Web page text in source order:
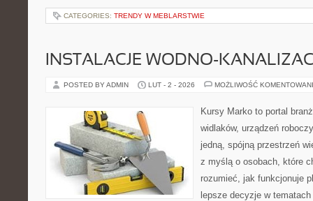
CATEGORIES: TRENDY W MEBLARSTWIE
INSTALACJE WODNO-
POSTED BY ADMIN LUT - 2 - 2026 MOŻLIWOŚĆ
Kursy Marko to portal
widlaków, urządzeń
jedną, spójną przestrzeń
z myślą o osobach, które
rozumieć, jak funkcjonuje
lepsze decyzje w